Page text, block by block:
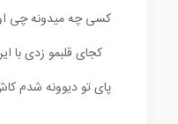
کسی چه میدونه چی
کجای قلبمو زدی با
پای تو دیوونه شدم